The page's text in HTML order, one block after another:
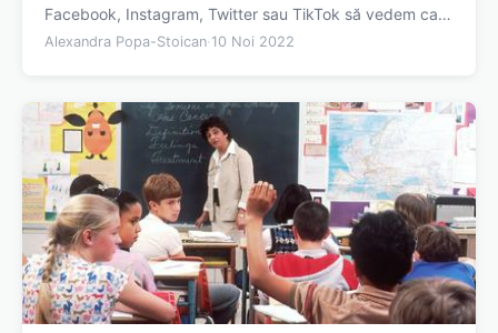
Facebook, Instagram, Twitter sau TikTok să vedem care
sunt ultimele noutăți, dacă a mai apărut ceva de când
Alexandra Popa-Stoican· 10 Noi 2022